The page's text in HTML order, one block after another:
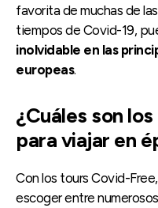
favorita de muchas de
tiempos de Covid-19,
inolvidable en las
europeas.
¿Cuáles son
para viajar en
Con los tours Covid-
escoger entre